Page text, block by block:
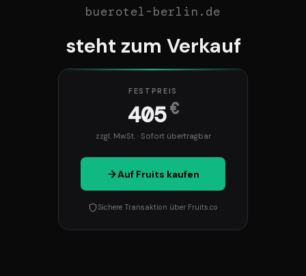
buerotel-berlin.de
steht zum Verkauf
FESTPREIS
405€
zzgl. MwSt. · Sofort übertragbar
Auf Fruits kaufen
Sichere Transaktion über Fruits.co